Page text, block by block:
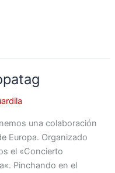
una colaboración
Europa. Organizado
el «Concierto
Pinchando en el